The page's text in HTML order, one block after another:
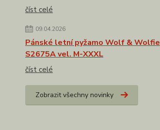
číst celé
09.04.2026
Pánské letní pyžamo Wolf & Wolfie
S2675A vel. M-XXXL
číst celé
Zobrazit všechny novinky